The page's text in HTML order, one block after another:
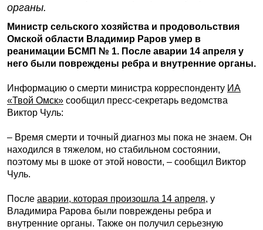
органы.
Министр сельского хозяйства и продовольствия
Омской области Владимир Раров умер в
реанимации БСМП № 1. После аварии 14 апреля у
него были повреждены ребра и внутренние органы.
Информацию о смерти министра корреспонденту ИА
«Твой Омск» сообщил пресс-секретарь ведомства
Виктор Чуль:
– Время смерти и точный диагноз мы пока не знаем. Он
находился в тяжелом, но стабильном состоянии,
поэтому мы в шоке от этой новости, – сообщил Виктор
Чуль.
После аварии, которая произошла 14 апреля, у
Владимира Рарова были повреждены ребра и
внутренние органы. Также он получил серьезную